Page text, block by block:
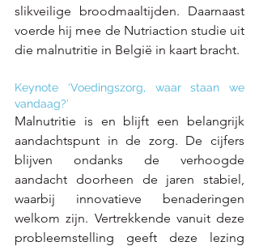
slikveilige broodmaaltijden. Daarnaast
voerde hij mee de Nutriaction studie uit
die malnutritie in België in kaart bracht.
Keynote ‘Voedingszorg, waar staan we
vandaag?’
Malnutritie is en blijft een belangrijk
aandachtspunt in de zorg. De cijfers
blijven ondanks de verhoogde
aandacht doorheen de jaren stabiel,
waarbij innovatieve benaderingen
welkom zijn. Vertrekkende vanuit deze
probleemstelling geeft deze lezing